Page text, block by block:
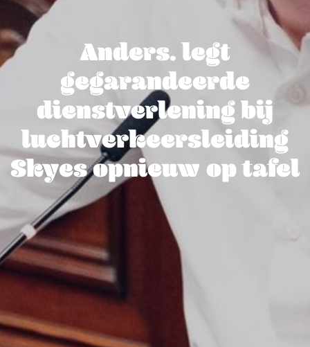
Anders. legt
gegarandeerde
dienstverlening bij
luchtverkeersleiding
Skyes opnieuw op tafel